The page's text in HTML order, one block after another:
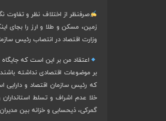
صرفنظر از اختلاف نظر و تفاوت
زمین، مسکن و طلا و ارز را بجای
وزارت اقتصاد در انتصاب رئیس
اعتقاد من بر این است که
بر موضوعات اقتصادی نداشته باشند
که رئیس سازمان اقتصاد و دارایی
خلا عدم اشراف و تسلط
گمرکی، ذیحسابی و خزانه بین